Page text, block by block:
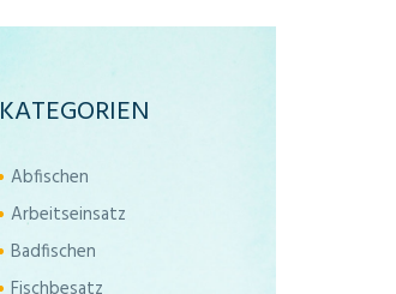
KATEGORIEN
Abfischen
Arbeitseinsatz
Badfischen